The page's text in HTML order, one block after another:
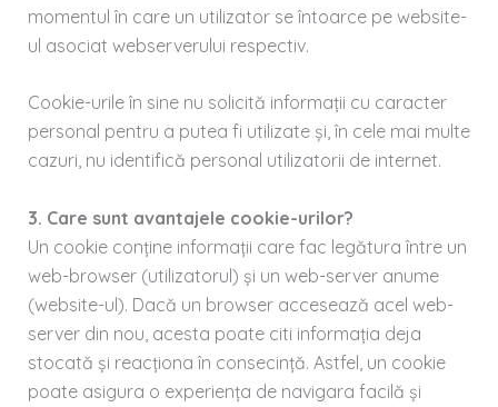
momentul în care un utilizator se întoarce pe website-
ul asociat webserverului respectiv.
Cookie-urile în sine nu solicită informații cu caracter
personal pentru a putea fi utilizate și, în cele mai multe
cazuri, nu identifică personal utilizatorii de internet.
3. Care sunt avantajele cookie-urilor?
Un cookie conține informații care fac legătura între un
web-browser (utilizatorul) și un web-server anume
(website-ul). Dacă un browser accesează acel web-
server din nou, acesta poate citi informația deja
stocată și reacționa în consecință. Astfel, un cookie
poate asigura o experiența de navigara facilă și